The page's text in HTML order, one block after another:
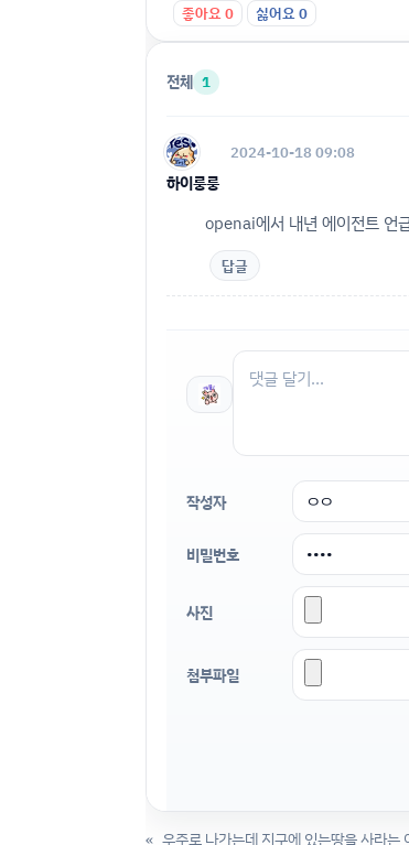
좋아요0 싫어요0
전체 1
하이룽룽
2024-10-18 09:08
openai에서 내년 에이전트 언
답글
작성자
비밀번호
사진
첨부파일
« 우주로 나가는데 지구에 있는땅을 사라는